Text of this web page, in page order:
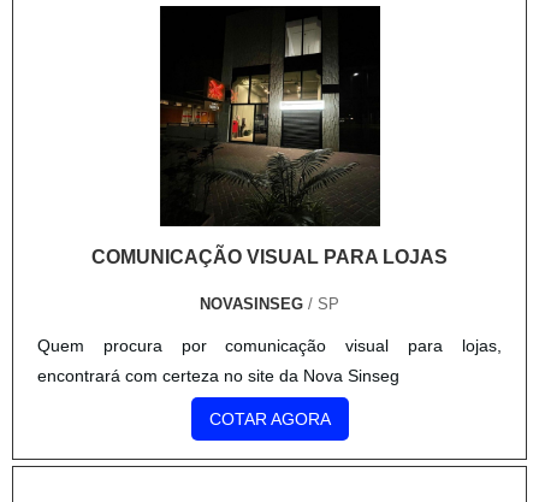
COMUNICAÇÃO VISUAL PARA LOJAS
NOVASINSEG / SP
Quem procura por comunicação visual para lojas,
encontrará com certeza no site da Nova Sinseg
COTAR AGORA